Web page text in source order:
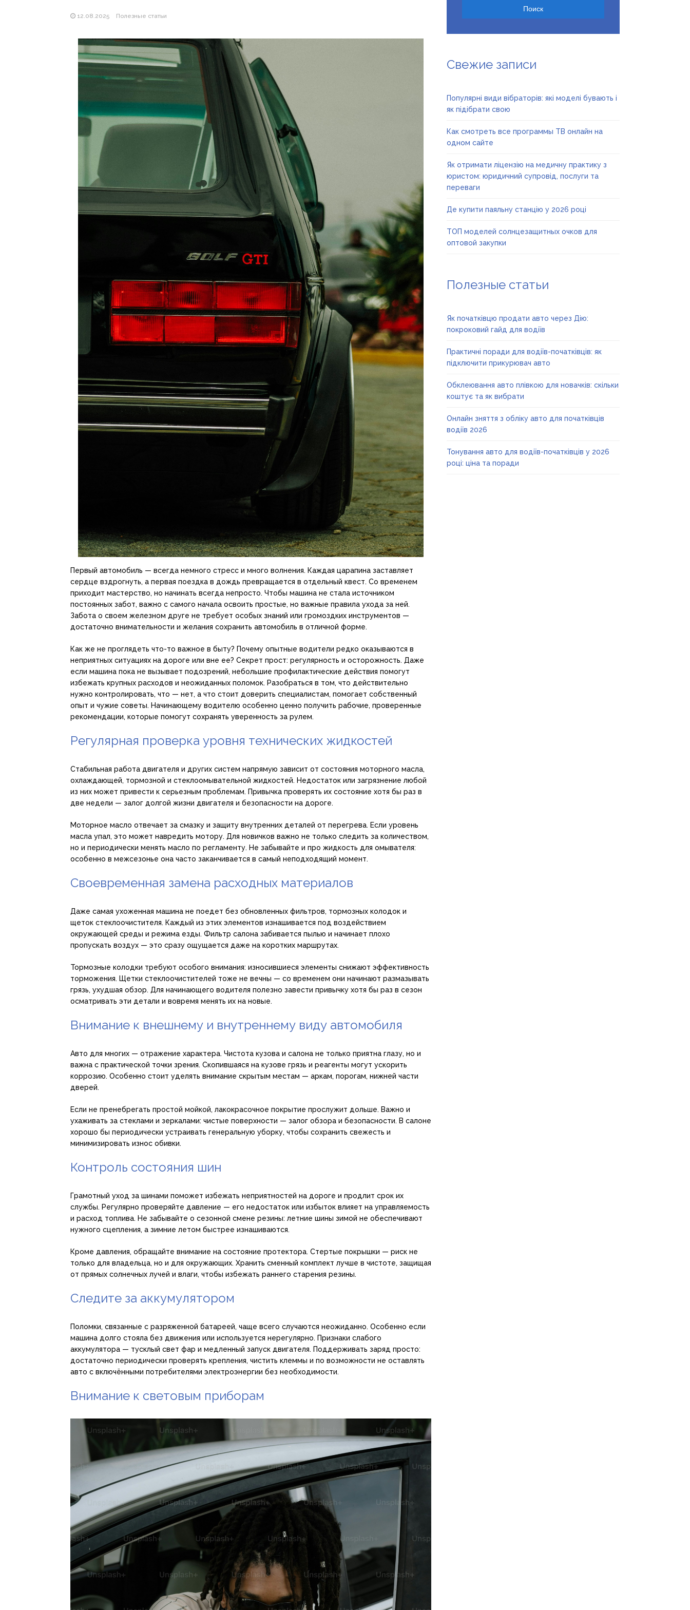
12.08.2025 Полезные статьи
Первый автомобиль — всегда немного стресс и много волнения. Каждая царапина заставляет
сердце вздрогнуть, а первая поездка в дождь превращается в отдельный квест. Со временем
приходит мастерство, но начинать всегда непросто. Чтобы машина не стала источником
постоянных забот, важно с самого начала освоить простые, но важные правила ухода за ней.
Забота о своем железном друге не требует особых знаний или громоздких инструментов —
достаточно внимательности и желания сохранить автомобиль в отличной форме.
Как же не проглядеть что-то важное в быту? Почему опытные водители редко оказываются в
неприятных ситуациях на дороге или вне ее? Секрет прост: регулярность и осторожность. Даже
если машина пока не вызывает подозрений, небольшие профилактические действия помогут
избежать крупных расходов и неожиданных поломок. Разобраться в том, что действительно
нужно контролировать, что — нет, а что стоит доверить специалистам, помогает собственный
опыт и чужие советы. Начинающему водителю особенно ценно получить рабочие, проверенные
рекомендации, которые помогут сохранять уверенность за рулем.
Регулярная проверка уровня технических жидкостей
Стабильная работа двигателя и других систем напрямую зависит от состояния моторного масла,
охлаждающей, тормозной и стеклоомывательной жидкостей. Недостаток или загрязнение любой
из них может привести к серьезным проблемам. Привычка проверять их состояние хотя бы раз в
две недели — залог долгой жизни двигателя и безопасности на дороге.
Моторное масло отвечает за смазку и защиту внутренних деталей от перегрева. Если уровень
масла упал, это может навредить мотору. Для новичков важно не только следить за количеством,
но и периодически менять масло по регламенту. Не забывайте и про жидкость для омывателя:
особенно в межсезонье она часто заканчивается в самый неподходящий момент.
Своевременная замена расходных материалов
Даже самая ухоженная машина не поедет без обновленных фильтров, тормозных колодок и
щеток стеклоочистителя. Каждый из этих элементов изнашивается под воздействием
окружающей среды и режима езды. Фильтр салона забивается пылью и начинает плохо
пропускать воздух — это сразу ощущается даже на коротких маршрутах.
Тормозные колодки требуют особого внимания: износившиеся элементы снижают эффективность
торможения. Щетки стеклоочистителей тоже не вечны — со временем они начинают размазывать
грязь, ухудшая обзор. Для начинающего водителя полезно завести привычку хотя бы раз в сезон
осматривать эти детали и вовремя менять их на новые.
Внимание к внешнему и внутреннему виду автомобиля
Авто для многих — отражение характера. Чистота кузова и салона не только приятна глазу, но и
важна с практической точки зрения. Скопившаяся на кузове грязь и реагенты могут ускорить
коррозию. Особенно стоит уделять внимание скрытым местам — аркам, порогам, нижней части
дверей.
Если не пренебрегать простой мойкой, лакокрасочное покрытие прослужит дольше. Важно и
ухаживать за стеклами и зеркалами: чистые поверхности — залог обзора и безопасности. В салоне
хорошо бы периодически устраивать генеральную уборку, чтобы сохранить свежесть и
минимизировать износ обивки.
Контроль состояния шин
Грамотный уход за шинами поможет избежать неприятностей на дороге и продлит срок их
службы. Регулярно проверяйте давление — его недостаток или избыток влияет на управляемость
и расход топлива. Не забывайте о сезонной смене резины: летние шины зимой не обеспечивают
нужного сцепления, а зимние летом быстрее изнашиваются.
Кроме давления, обращайте внимание на состояние протектора. Стертые покрышки — риск не
только для владельца, но и для окружающих. Хранить сменный комплект лучше в чистоте, защищая
от прямых солнечных лучей и влаги, чтобы избежать раннего старения резины.
Следите за аккумулятором
Поломки, связанные с разряженной батареей, чаще всего случаются неожиданно. Особенно если
машина долго стояла без движения или используется нерегулярно. Признаки слабого
аккумулятора — тусклый свет фар и медленный запуск двигателя. Поддерживать заряд просто:
достаточно периодически проверять крепления, чистить клеммы и по возможности не оставлять
авто с включёнными потребителями электроэнергии без необходимости.
Внимание к световым приборам
Свежие записи
Популярні види вібраторів: які моделі бувають і
як підібрати свою
Как смотреть все программы ТВ онлайн на
одном сайте
Як отримати ліцензію на медичну практику з
юристом: юридичний супровід, послуги та
переваги
Де купити паяльну станцію у 2026 році
ТОП моделей солнцезащитных очков для
оптовой закупки
Полезные статьи
Як початківцю продати авто через Дію:
покроковий гайд для водіїв
Практичні поради для водіїв-початківців: як
підключити прикурювач авто
Обклеювання авто плівкою для новачків: скільки
коштує та як вибрати
Онлайн зняття з обліку авто для початківців
водіїв 2026
Тонування авто для водіїв-початківців у 2026
році: ціна та поради